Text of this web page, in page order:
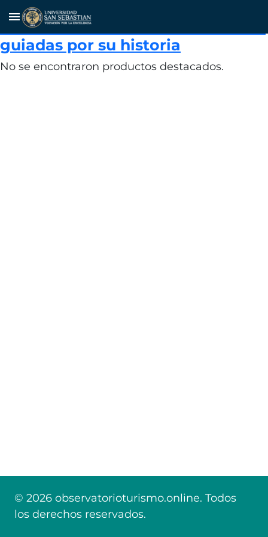
menu
Puerto Varas celebrará el Mes del
Patrimonio con cuatro caminatas
guiadas por su historia
No se encontraron productos destacados.
© 2026 observatorioturismo.online. Todos
los derechos reservados.